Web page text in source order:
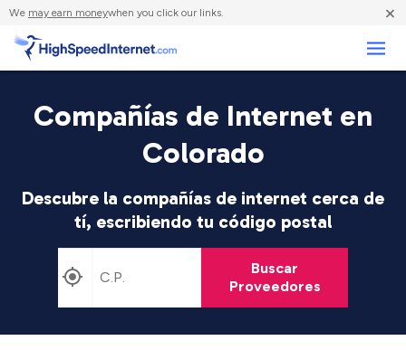
We may earn moneywhen you click our links. ×
Compañías de Internet en
Colorado
Descubre la compañías de internet cerca de
tí, escribiendo tu código postal
Buscar
Proveedores